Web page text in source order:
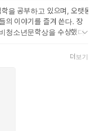
서 있다
의 기록
쫄은 윤수가 자신에게 잘
을 공부하고 있으며, 오랫동
의 이야기를 즐겨 쓴다. 장
청소년문학상을 수상했다.
더보기